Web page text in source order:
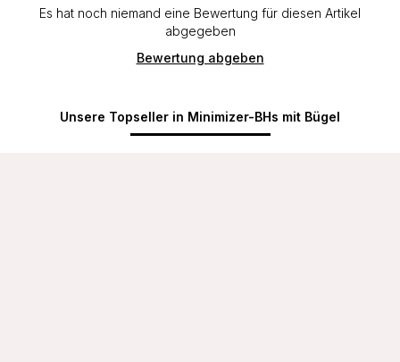
Es hat noch niemand eine Bewertung für diesen Artikel
abgegeben
Bewertung abgeben
Unsere Topseller in Minimizer-BHs mit Bügel